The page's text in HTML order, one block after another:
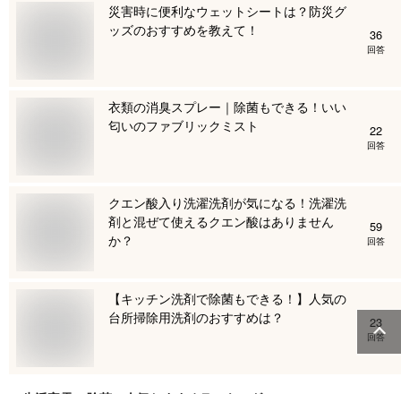
災害時に便利なウェットシートは？防災グ
ッズのおすすめを教えて！
36
回答
衣類の消臭スプレー｜除菌もできる！いい
匂いのファブリックミスト
22
回答
クエン酸入り洗濯洗剤が気になる！洗濯洗
剤と混ぜて使えるクエン酸はありません
か？
59
回答
【キッチン洗剤で除菌もできる！】人気の
台所掃除用洗剤のおすすめは？
23
回答